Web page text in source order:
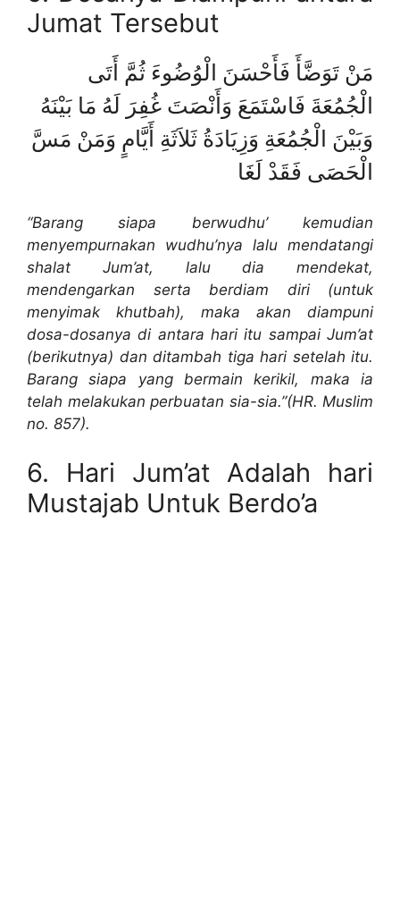
Jumat Tersebut
مَنْ تَوَضَّأَ فَأَحْسَنَ الْوُضُوءَ ثُمَّ أَتَى
الْجُمُعَةَ فَاسْتَمَعَ وَأَنْصَتَ غُفِرَ لَهُ مَا بَيْنَهُ
وَبَيْنَ الْجُمُعَةِ وَزِيَادَةُ ثَلاَثَةِ أَيَّامٍ وَمَنْ مَسَّ
الْحَصَى فَقَدْ لَغَا
“Barang siapa berwudhu’ kemudian
menyempurnakan wudhu’nya lalu mendatangi
shalat Jum’at, lalu dia mendekat,
mendengarkan serta berdiam diri (untuk
menyimak khutbah), maka akan diampuni
dosa-dosanya di antara hari itu sampai Jum’at
(berikutnya) dan ditambah tiga hari setelah itu.
Barang siapa yang bermain kerikil, maka ia
telah melakukan perbuatan sia-sia.”(HR. Muslim
no. 857).
6. Hari Jum’at Adalah hari
Mustajab Untuk Berdo’a